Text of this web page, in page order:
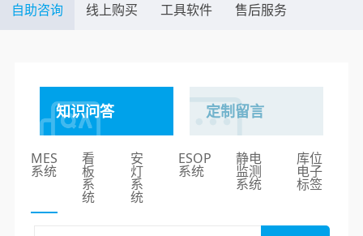
自助咨询 线上购买 工具软件 售后服务
知识问答 定制留言
MES
系统
看
板
系
统
安
灯
系
统
ESOP
系统
静电
监测
系统
库位
电子
标签